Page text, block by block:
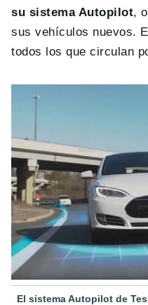
su sistema Autopilot,
sus vehículos nuevos.
todos los que circulan
El sistema Autopilot de